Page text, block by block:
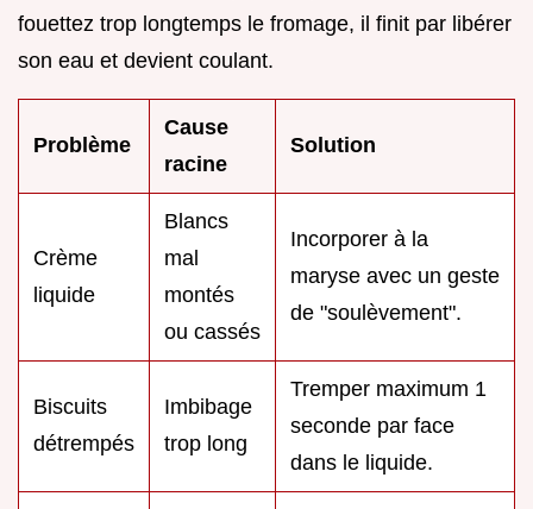
fouettez trop longtemps le fromage, il finit par libérer
son eau et devient coulant.
Problème
Cause
racine
Solution
Crème
liquide
Blancs
mal
montés
ou cassés
Incorporer à la
maryse avec un geste
de "soulèvement".
Biscuits
détrempés
Imbibage
trop long
Tremper maximum 1
seconde par face
dans le liquide.